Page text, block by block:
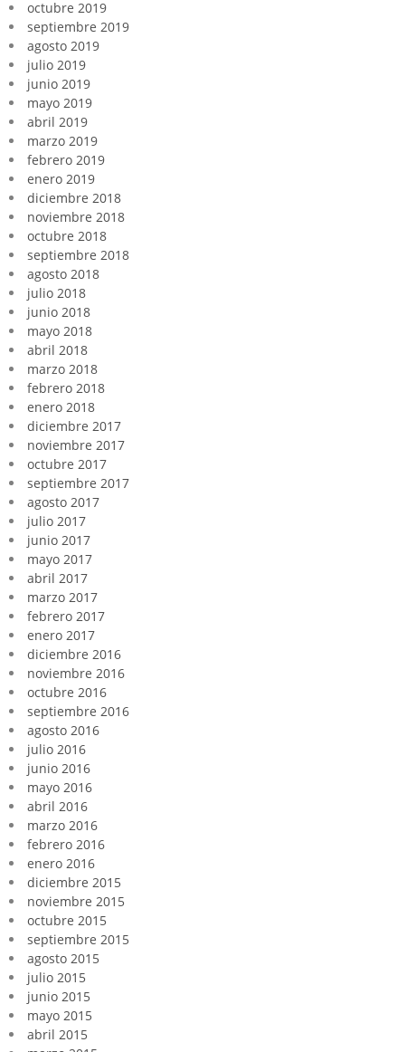
octubre 2019
septiembre 2019
agosto 2019
julio 2019
junio 2019
mayo 2019
abril 2019
marzo 2019
febrero 2019
enero 2019
diciembre 2018
noviembre 2018
octubre 2018
septiembre 2018
agosto 2018
julio 2018
junio 2018
mayo 2018
abril 2018
marzo 2018
febrero 2018
enero 2018
diciembre 2017
noviembre 2017
octubre 2017
septiembre 2017
agosto 2017
julio 2017
junio 2017
mayo 2017
abril 2017
marzo 2017
febrero 2017
enero 2017
diciembre 2016
noviembre 2016
octubre 2016
septiembre 2016
agosto 2016
julio 2016
junio 2016
mayo 2016
abril 2016
marzo 2016
febrero 2016
enero 2016
diciembre 2015
noviembre 2015
octubre 2015
septiembre 2015
agosto 2015
julio 2015
junio 2015
mayo 2015
abril 2015